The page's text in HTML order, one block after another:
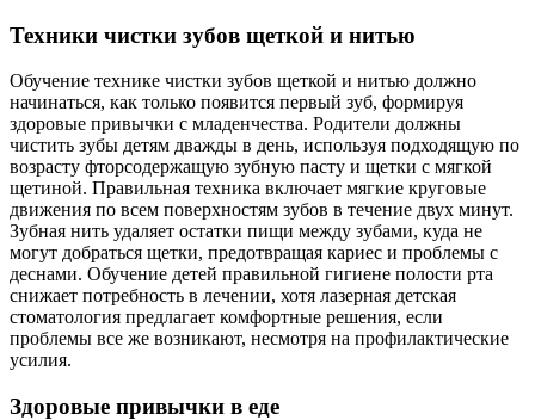
Техники чистки зубов щеткой и нитью
Обучение технике чистки зубов щеткой и нитью должно
начинаться, как только появится первый зуб, формируя
здоровые привычки с младенчества. Родители должны
чистить зубы детям дважды в день, используя подходящую по
возрасту фторсодержащую зубную пасту и щетки с мягкой
щетиной. Правильная техника включает мягкие круговые
движения по всем поверхностям зубов в течение двух минут.
Зубная нить удаляет остатки пищи между зубами, куда не
могут добраться щетки, предотвращая кариес и проблемы с
деснами. Обучение детей правильной гигиене полости рта
снижает потребность в лечении, хотя лазерная детская
стоматология предлагает комфортные решения, если
проблемы все же возникают, несмотря на профилактические
усилия.
Здоровые привычки в еде